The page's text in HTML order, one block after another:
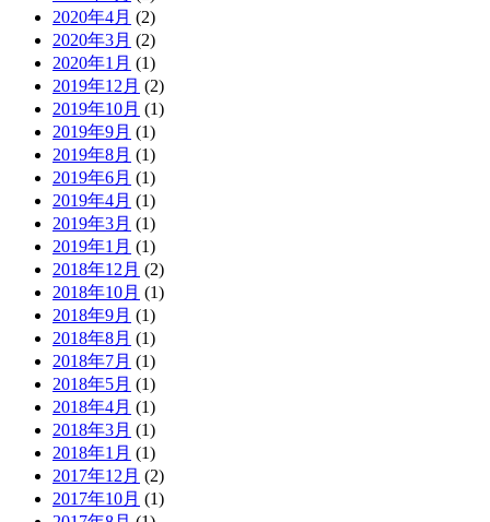
2020年4月 (2)
2020年3月 (2)
2020年1月 (1)
2019年12月 (2)
2019年10月 (1)
2019年9月 (1)
2019年8月 (1)
2019年6月 (1)
2019年4月 (1)
2019年3月 (1)
2019年1月 (1)
2018年12月 (2)
2018年10月 (1)
2018年9月 (1)
2018年8月 (1)
2018年7月 (1)
2018年5月 (1)
2018年4月 (1)
2018年3月 (1)
2018年1月 (1)
2017年12月 (2)
2017年10月 (1)